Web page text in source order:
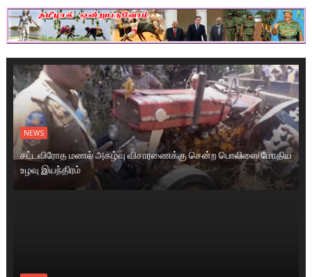
NEWS
சட்டவிரோத மணல் அகழ்வு விசாரணைக்கு சென்ற பொலிஸை மோதிய
உழவு இயந்திரம்